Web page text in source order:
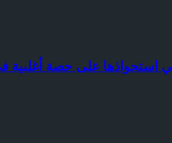
استحواذها على حصة أغلبية